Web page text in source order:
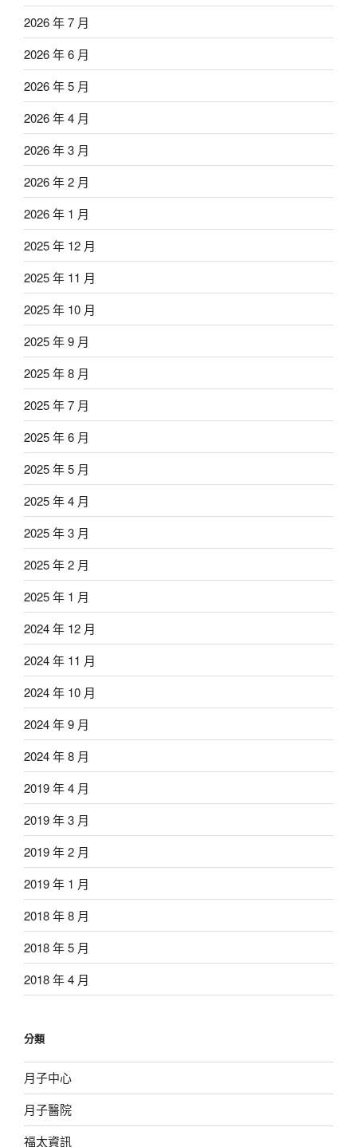
2026 年 7 月
2026 年 6 月
2026 年 5 月
2026 年 4 月
2026 年 3 月
2026 年 2 月
2026 年 1 月
2025 年 12 月
2025 年 11 月
2025 年 10 月
2025 年 9 月
2025 年 8 月
2025 年 7 月
2025 年 6 月
2025 年 5 月
2025 年 4 月
2025 年 3 月
2025 年 2 月
2025 年 1 月
2024 年 12 月
2024 年 11 月
2024 年 10 月
2024 年 9 月
2024 年 8 月
2019 年 4 月
2019 年 3 月
2019 年 2 月
2019 年 1 月
2018 年 8 月
2018 年 5 月
2018 年 4 月
分類
月子中心
月子醫院
福太資訊